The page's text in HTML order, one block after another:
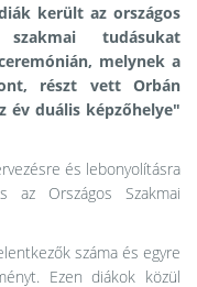
került az országos
tudásukat
melynek a
részt vett Orbán
év duális képzőhelye"
és lebonyolításra
az Országos Szakmai
száma és egyre
Ezen diákok közül